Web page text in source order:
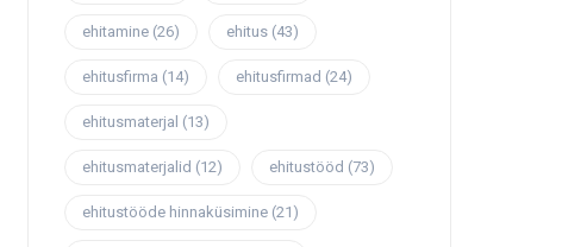
ehitamine (26) ehitus (43)
ehitusfirma (14) ehitusfirmad (24)
ehitusmaterjal (13)
ehitusmaterjalid (12) ehitustööd (73)
ehitustööde hinnaküsimine (21)